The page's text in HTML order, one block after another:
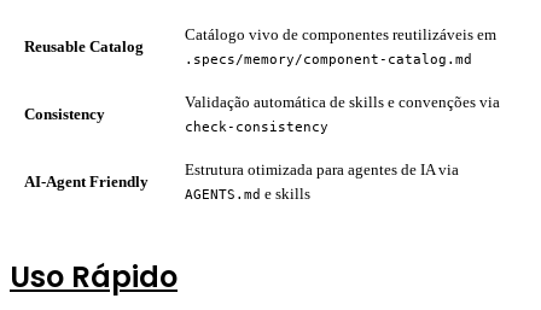
Reusable Catalog
Catálogo vivo de componentes reutilizáveis em
.specs/memory/component-catalog.md
Consistency
Validação automática de skills e convenções via
check-consistency
AI-Agent Friendly
Estrutura otimizada para agentes de IA via
AGENTS.md e skills
Uso Rápido